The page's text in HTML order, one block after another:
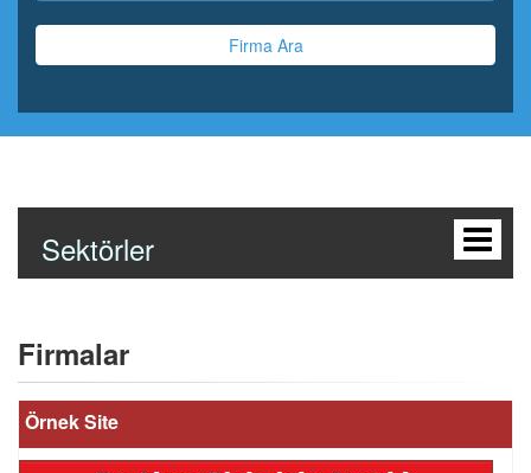
Firma Ara
Sektörler
Firmalar
Örnek Site